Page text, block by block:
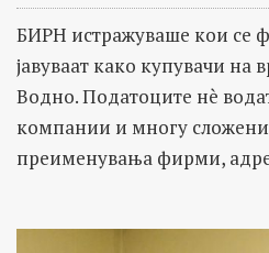
БИРН истражуваше кои се
јавуваат како купувачи на
Водно. Податоците нè
компании и многу
преименувања фирми,